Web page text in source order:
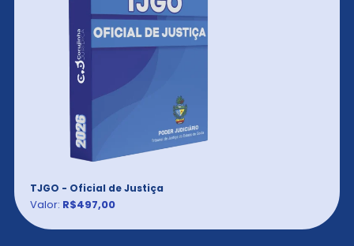
TJGO - Oficial de Justiça
Valor: R$497,00